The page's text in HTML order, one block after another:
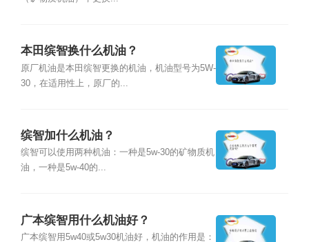
本田缤智换什么机油？
原厂机油是本田缤智更换的机油，机油型号为5W-
30，在适用性上，原厂的...
缤智加什么机油？
缤智可以使用两种机油：一种是5w-30的矿物质机
油，一种是5w-40的...
广本缤智用什么机油好？
广本缤智用5w40或5w30机油好，机油的作用是：